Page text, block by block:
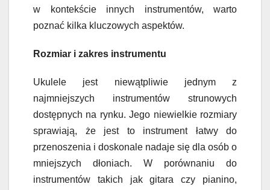
w kontekście innych instrumentów, warto
poznać kilka kluczowych aspektów.
Rozmiar i zakres instrumentu
Ukulele jest niewątpliwie jednym z
najmniejszych instrumentów strunowych
dostępnych na rynku. Jego niewielkie rozmiary
sprawiają, że jest to instrument łatwy do
przenoszenia i doskonale nadaje się dla osób o
mniejszych dłoniach. W porównaniu do
instrumentów takich jak gitara czy pianino,